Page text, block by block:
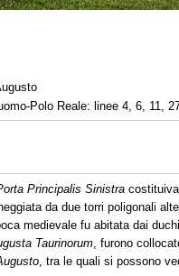
Polo Reale: linee 4, 6, 11,
Principalis Sinistra
da due torri poligonali
medievale fu abitata dai
Taurinorum , furono
, tra le quali si possono